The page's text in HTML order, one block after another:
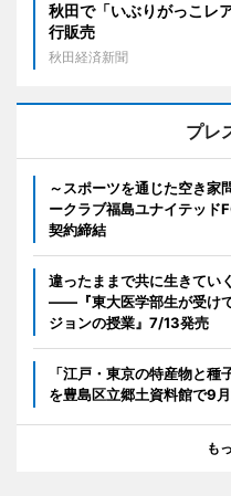
秋田で「いぶりがっこレ
行販売
秋田経済新聞
プレ
～スポーツを通じた空き家
ークラブ福島ユナイテッド
契約締結
違ったままで共に生きてい
――『東大医学部生が受け
ジョンの授業』7/13発売
「江戸・東京の特産物と種
を豊島区立郷土資料館で9
も